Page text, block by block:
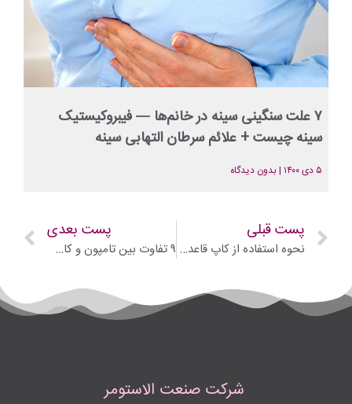
۷ علت سنگینی سینه‌ در خانم‌‌ها — فیبروکیستیک
سینه چیست + علائم سرطان التهابی سینه
۵ دی ۱۴۰۰ بدون دیدگاه
پست قبلی
نحوه استفاده از کاپ قاعدگی​
پست بعدی
۹ تفاوت بین تامپون و کاپ قاعدگی
شرکت صنعت الاستومر